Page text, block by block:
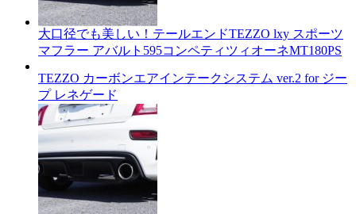
大口径でも美しい！テールエンドTEZZO lxy スポーツ
マフラー アバルト595コンペティツィオーネMT180PS
TEZZO カーボンエアインテークシステム ver.2 for ジー
プ レネゲード